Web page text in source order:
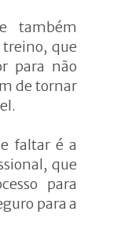
também
que
para não
de tornar
faltar é a
que
para
para a